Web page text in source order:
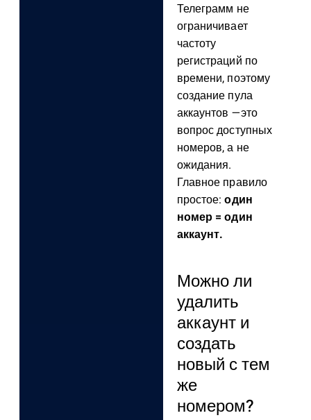
Телеграмм не
ограничивает
частоту
регистраций по
времени, поэтому
создание пула
аккаунтов —это
вопрос доступных
номеров, а не
ожидания.
Главное правило
простое:один
номер = один
аккаунт.
Можно ли
удалить
аккаунт и
создать
новый с тем
же
номером?